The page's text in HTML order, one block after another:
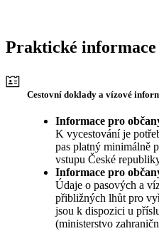
Praktické informace
Cestovní doklady a vízové
Informace pro
K vycestování je
pas platný minimálně
vstupu České
Informace pro
Údaje o pasových a
přibližných lhůt pro
jsou k dispozici u
(ministerstvo